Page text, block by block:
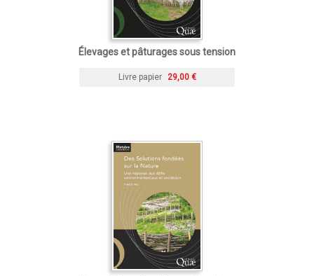
Élevages et pâturages sous tension
Livre papier 29,00 €